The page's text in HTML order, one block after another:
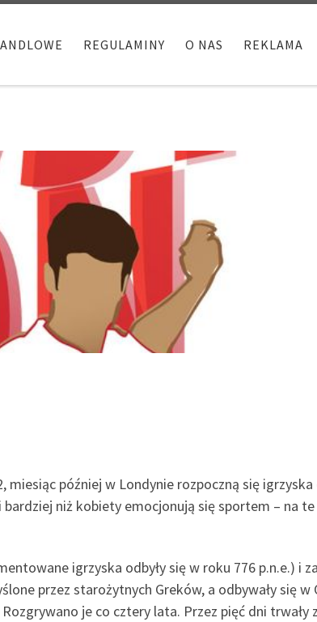
REGULAMINY O NAS REKLAMA
później w Londynie rozpoczną się
niż kobiety emocjonują się sportem – na
igrzyska odbyły się w roku 776 p.n.e.) i
przez starożytnych Greków, a odbywały się w
je co cztery lata. Przez pięć dni trwały